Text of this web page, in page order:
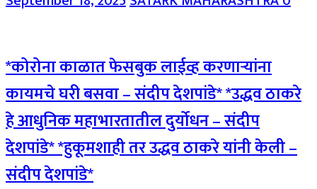
*कोरोना काळात फेसबुक लाईव्ह करणाऱ्यांना
कायमचे घरी बसवा – संदीप देशपांडे* *उद्धव ठाकरे
हे आधुनिक महाभारतातील दुर्योधन – संदीप
देशपांडे* *हुकूमशाही तर उद्धव ठाकरे यांनी केली –
संदीप देशपांडे*